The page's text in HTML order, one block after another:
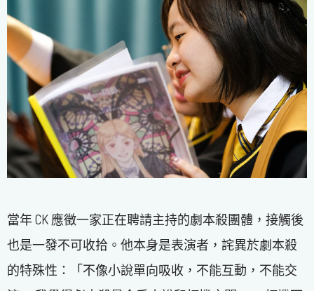
當年 CK 應徵一家正在聘請主持的劇本殺團體，接觸後
也是一發不可收拾。他本身是表演者，詫異於劇本殺
的特殊性：「不像小說單向吸收，不能互動，不能交